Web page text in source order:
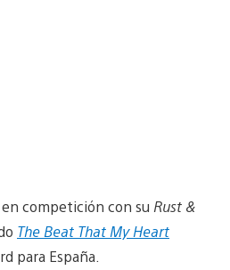
competición con su Rust &
The Beat That My Heart
para España.